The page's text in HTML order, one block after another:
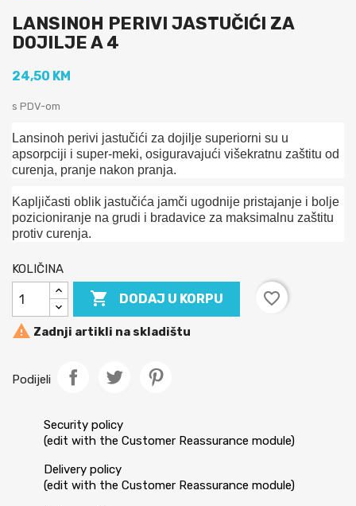
LANSINOH PERIVI JASTUČIĆI ZA
DOJILJE A 4
24,50 KM
s PDV-om
Lansinoh perivi jastučići za dojilje superiorni su u
apsorpciji i super-meki, osiguravajući višekratnu zaštitu od
curenja, pranje nakon pranja.
Kapljičasti oblik jastučića jamči ugodnije pristajanje i bolje
pozicioniranje na grudi i bradavice za maksimalnu zaštitu
protiv curenja.
KOLIČINA
 DODAJ U KORPU
favorite_border
 Zadnji artikli na skladištu
Podijeli
Security policy
(edit with the Customer Reassurance module)
Delivery policy
(edit with the Customer Reassurance module)